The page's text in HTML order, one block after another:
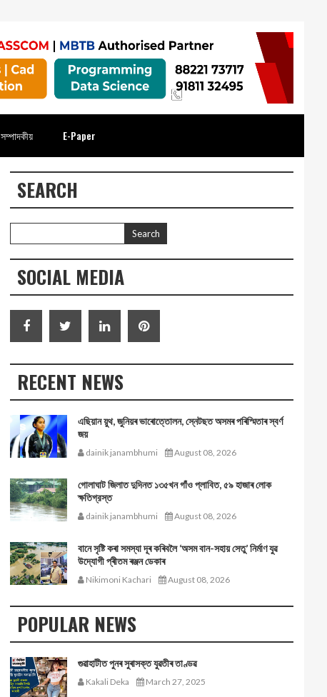
সম্পাদকীয় E-Paper
SEARCH
SOCIAL MEDIA
RECENT NEWS
এছিয়ান য়ুথ, জুনিয়ৰ ভাৰোত্তোলন, স্নেটছত অসমৰ পৰিস্মিতাৰ স্বৰ্ণ
জয়
dainik janambhumi August 08, 2026
গোলাঘাট জিলাত দুদিনত ১৩৫খন গাঁও প্লাবিত, ৫৯ হাজাৰ লোক
ক্ষতিগ্রস্ত
dainik janambhumi August 08, 2026
বানে সৃষ্টি কৰা সমস্যা দূৰ কৰিবলৈ ‘অসম বান-সহায় সেতু’ নিৰ্মাণ যুৱ
উদ্যোগী প্ৰীতম ৰঞ্জন ডেকাৰ
Nikimoni Kachari August 08, 2026
POPULAR NEWS
গুৱাহাটীত পুনৰ সুৰাসক্ত যুৱতীৰ তাণ্ডৱ
Kakali Deka March 27, 2025